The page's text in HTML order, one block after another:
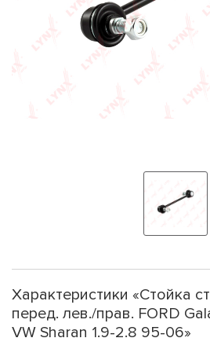
Характеристики «Стойка
перед. лев./прав. FORD
VW Sharan 1.9-2.8 95-06»